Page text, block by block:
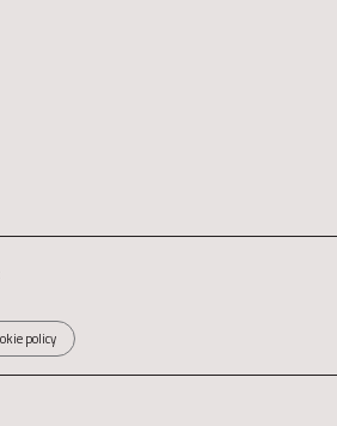
policy